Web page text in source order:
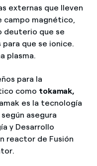
externas que lleven
campo magnético,
deuterio que se
que se ionice.
plasma.
para la
como tokamak,
es la tecnología
asegura
y Desarrollo
reactor de Fusión